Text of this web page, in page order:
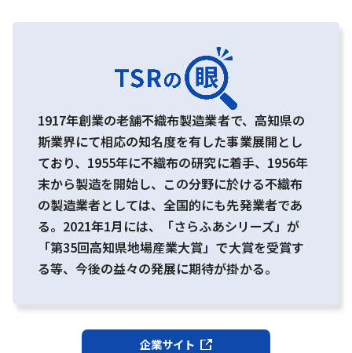
1917年創業の老舗不織布製造業者で、高知県の
斯業界にて相応の知名度を有した事業展開とし
ており、1955年に不織布の研究に着手、1956年
末から製造を開始し、この分野に於ける不織布
の製造業者としては、全国的にも先発業者であ
る。2021年1月には、「さらふあシリーズ」が
「第35回高知県地場産業大賞」で大賞を受賞す
る等、今後の益々の発展に期待が掛かる。
企業サイト